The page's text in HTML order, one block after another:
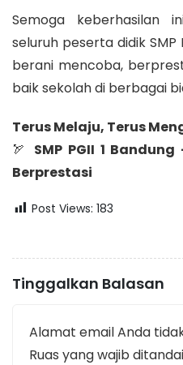
Semoga keberhasilan
seluruh peserta didik SMP
berani mencoba,
baik sekolah di berbagai
Terus Melaju, Terus
🏹 SMP PGII 1
Berprestasi
Post Views: 183
Tinggalkan Balasan
Alamat email Anda
Ruas yang wajib ditandai